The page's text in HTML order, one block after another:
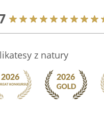
z natury